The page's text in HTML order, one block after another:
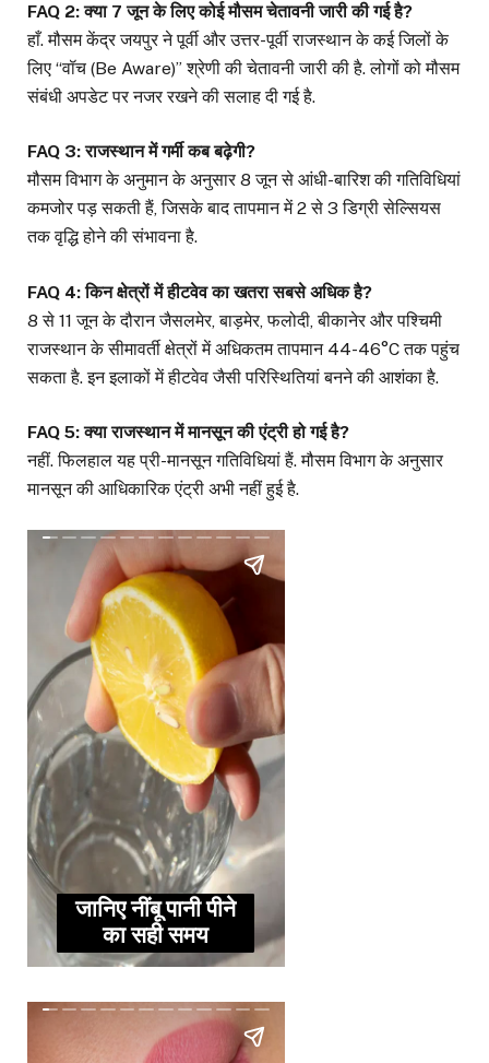
FAQ 2: क्या 7 जून के लिए कोई मौसम चेतावनी जारी की गई है?
हाँ. मौसम केंद्र जयपुर ने पूर्वी और उत्तर-पूर्वी राजस्थान के कई जिलों के
लिए “वॉच (Be Aware)” श्रेणी की चेतावनी जारी की है. लोगों को मौसम
संबंधी अपडेट पर नजर रखने की सलाह दी गई है.
FAQ 3: राजस्थान में गर्मी कब बढ़ेगी?
मौसम विभाग के अनुमान के अनुसार 8 जून से आंधी-बारिश की गतिविधियां
कमजोर पड़ सकती हैं, जिसके बाद तापमान में 2 से 3 डिग्री सेल्सियस
तक वृद्धि होने की संभावना है.
FAQ 4: किन क्षेत्रों में हीटवेव का खतरा सबसे अधिक है?
8 से 11 जून के दौरान जैसलमेर, बाड़मेर, फलोदी, बीकानेर और पश्चिमी
राजस्थान के सीमावर्ती क्षेत्रों में अधिकतम तापमान 44-46°C तक पहुंच
सकता है. इन इलाकों में हीटवेव जैसी परिस्थितियां बनने की आशंका है.
FAQ 5: क्या राजस्थान में मानसून की एंट्री हो गई है?
नहीं. फिलहाल यह प्री-मानसून गतिविधियां हैं. मौसम विभाग के अनुसार
मानसून की आधिकारिक एंट्री अभी नहीं हुई है.